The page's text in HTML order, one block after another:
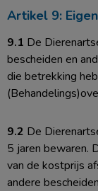
Artikel 9:
9.1 De
bescheiden en
die betrekking
9.2 De
5 jaren bewaren.
van de kostprijs
andere